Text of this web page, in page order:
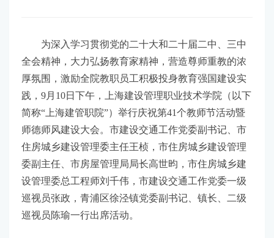
为深入学习贯彻党的二十大和二十届二中、三中
全会精神，大力弘扬教育家精神，营造尊师重教的浓
厚氛围，激励全院教职员工积极投身教育强国建设实
践，9月10日下午，上海建设管理职业技术学院（以下
简称“上海建管职院”）举行庆祝第41个教师节活动暨
师德师风建设大会。市建设交通工作党委副书记、市
住房城乡建设管理委主任王桢，市住房城乡建设管理
委副主任、市房屋管理局局长高世昀，市住房城乡建
设管理委总工程师刘千伟，市建设交通工作党委一级
巡视员张政，青浦区徐泾镇党委副书记、镇长、二级
巡视员陈瑜一行出席活动。